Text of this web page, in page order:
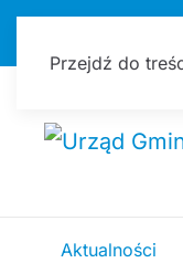
Przejdź do
Aktualności